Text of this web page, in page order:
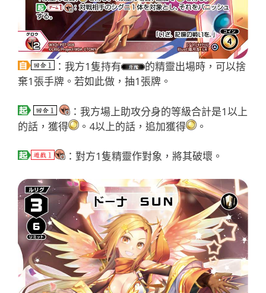
：我方1隻持有
的精靈出場時，可以捨
棄1張手牌。若如此做，抽1張牌。
：我方場上助攻分身的等級合計是1以上
的話，獲得
。4以上的話，追加獲得 。
：對方1隻精靈作對象，將其破壞。